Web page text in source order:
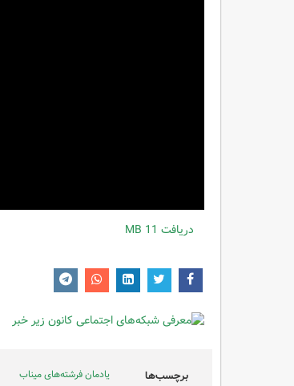
دریافت 11 MB
برچسب‌ها یادمان فرشته‌های میناب